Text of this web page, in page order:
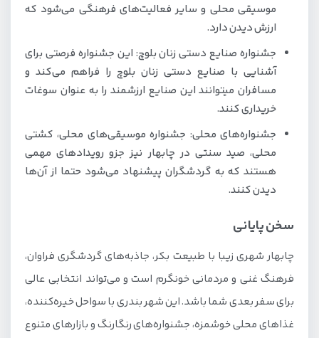
موسیقی محلی و سایر فعالیت‌های فرهنگی می‌شود که
ارزش دیدن دارد.
جشنواره صنایع دستی زنان بلوچ: این جشنواره فرصتی برای
آشنایی با صنایع دستی زنان بلوچ را فراهم می‌کند و
مسافران میتوانند این صنایع ارزشمند را به عنوان سوغات
خریداری کنند.
جشنواره‌های محلی: جشنواره موسیقی‌های محلی، کشتی
محلی، صید سنتی در چابهار نیز جزو رویدادهای مهمی
هستند که به گردشگران پیشنهاد می‌شود حتما از آن‌ها
دیدن کنند.
سخن پایانی
چابهار شهری زیبا با طبیعت بکر، جاذبه‌های گردشگری فراوان،
فرهنگ غنی و مردمانی خونگرم است و می‌تواند انتخابی عالی
برای سفر بعدی شما باشد. این شهر بندری با سواحل خیره‌کننده،
غذاهای محلی خوشمزه، جشنواره‌های رنگارنگ و بازارهای متنوع